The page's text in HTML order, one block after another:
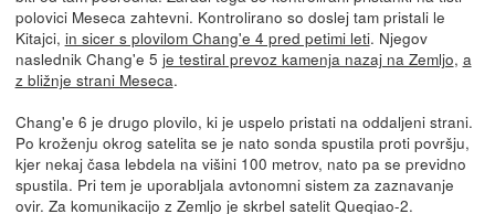
polovici Meseca zahtevni. Kontrolirano so doslej tam pristali le
Kitajci, in sicer s plovilom Chang'e 4 pred petimi leti. Njegov
naslednik Chang'e 5 je testiral prevoz kamenja nazaj na Zemljo, a
z bližnje strani Meseca.
Chang'e 6 je drugo plovilo, ki je uspelo pristati na oddaljeni strani.
Po kroženju okrog satelita se je nato sonda spustila proti površju,
kjer nekaj časa lebdela na višini 100 metrov, nato pa se previdno
spustila. Pri tem je uporabljala avtonomni sistem za zaznavanje
ovir. Za komunikacijo z Zemljo je skrbel satelit Queqiao-2.